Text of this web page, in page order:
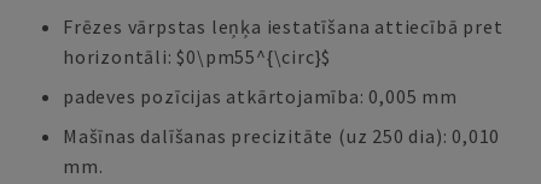
Frēzes vārpstas leņķa iestatīšana attiecībā pret
horizontāli: $0\pm55^{\circ}$
padeves pozīcijas atkārtojamība: 0,005 mm
Mašīnas dalīšanas precizitāte (uz 250 dia): 0,010
mm.